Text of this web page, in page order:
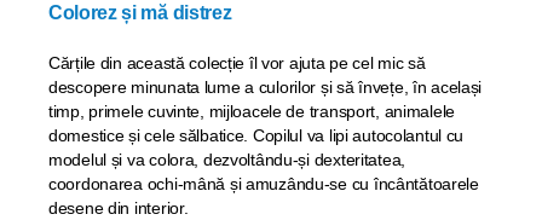
Colorez și mă distrez
Cărțile din această colecție îl vor ajuta pe cel mic să
descopere minunata lume a culorilor și să învețe, în același
timp, primele cuvinte, mijloacele de transport, animalele
domestice și cele sălbatice. Copilul va lipi autocolantul cu
modelul și va colora, dezvoltându-și dexteritatea,
coordonarea ochi-mână și amuzându-se cu încântătoarele
desene din interior.